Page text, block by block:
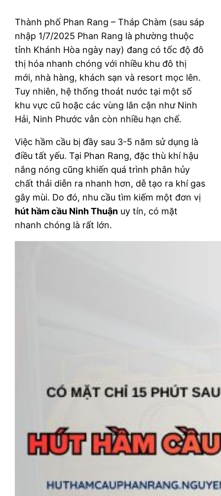
Thành phố Phan Rang – Tháp Chàm (sau sáp
nhập 1/7/2025 Phan Rang là phường thuộc
tỉnh Khánh Hòa ngày nay) đang có tốc độ đô
thị hóa nhanh chóng với nhiều khu đô thị
mới, nhà hàng, khách sạn và resort mọc lên.
Tuy nhiên, hệ thống thoát nước tại một số
khu vực cũ hoặc các vùng lân cận như Ninh
Hải, Ninh Phước vẫn còn nhiều hạn chế.
Việc hầm cầu bị đầy sau 3-5 năm sử dụng là
điều tất yếu. Tại Phan Rang, đặc thù khí hậu
nắng nóng cũng khiến quá trình phân hủy
chất thải diễn ra nhanh hơn, dễ tạo ra khí gas
gây mùi. Do đó, nhu cầu tìm kiếm một đơn vị
hút hầm cầu Ninh Thuận uy tín, có mặt
nhanh chóng là rất lớn.